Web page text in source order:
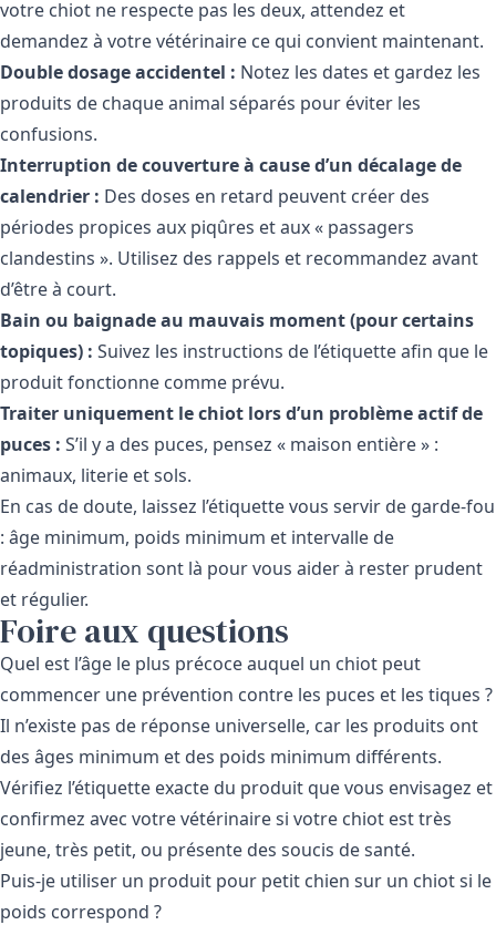
votre chiot ne respecte pas les deux, attendez et
demandez à votre vétérinaire ce qui convient maintenant.
Double dosage accidentel : Notez les dates et gardez les
produits de chaque animal séparés pour éviter les
confusions.
Interruption de couverture à cause d’un décalage de
calendrier : Des doses en retard peuvent créer des
périodes propices aux piqûres et aux « passagers
clandestins ». Utilisez des rappels et recommandez avant
d’être à court.
Bain ou baignade au mauvais moment (pour certains
topiques) : Suivez les instructions de l’étiquette afin que le
produit fonctionne comme prévu.
Traiter uniquement le chiot lors d’un problème actif de
puces : S’il y a des puces, pensez « maison entière » :
animaux, literie et sols.
En cas de doute, laissez l’étiquette vous servir de garde-fou
: âge minimum, poids minimum et intervalle de
réadministration sont là pour vous aider à rester prudent
et régulier.
Foire aux questions
Quel est l’âge le plus précoce auquel un chiot peut
commencer une prévention contre les puces et les tiques ?
Il n’existe pas de réponse universelle, car les produits ont
des âges minimum et des poids minimum différents.
Vérifiez l’étiquette exacte du produit que vous envisagez et
confirmez avec votre vétérinaire si votre chiot est très
jeune, très petit, ou présente des soucis de santé.
Puis-je utiliser un produit pour petit chien sur un chiot si le
poids correspond ?